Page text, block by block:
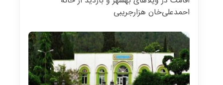
احمدعلی‌خان هزارجریبی